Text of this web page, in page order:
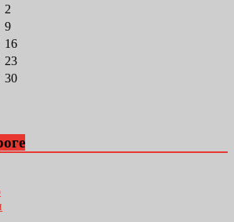
2
9
16
23
30